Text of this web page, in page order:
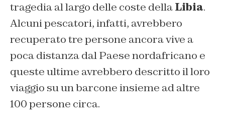
tragedia al largo delle coste dellaLibia.
Alcuni pescatori, infatti, avrebbero
recuperato tre persone ancora vive a
poca distanza dal Paese nordafricano e
queste ultime avrebbero descritto il loro
viaggio su un barcone insieme ad altre
100 persone circa.